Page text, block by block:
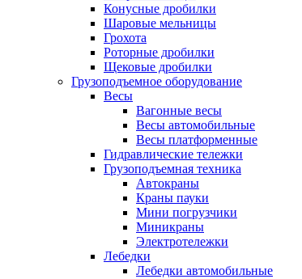
Конусные дробилки
Шаровые мельницы
Грохота
Роторные дробилки
Щековые дробилки
Грузоподъемное оборудование
Весы
Вагонные весы
Весы автомобильные
Весы платформенные
Гидравлические тележки
Грузоподъемная техника
Автокраны
Краны пауки
Мини погрузчики
Миникраны
Электротележки
Лебедки
Лебедки автомобильные